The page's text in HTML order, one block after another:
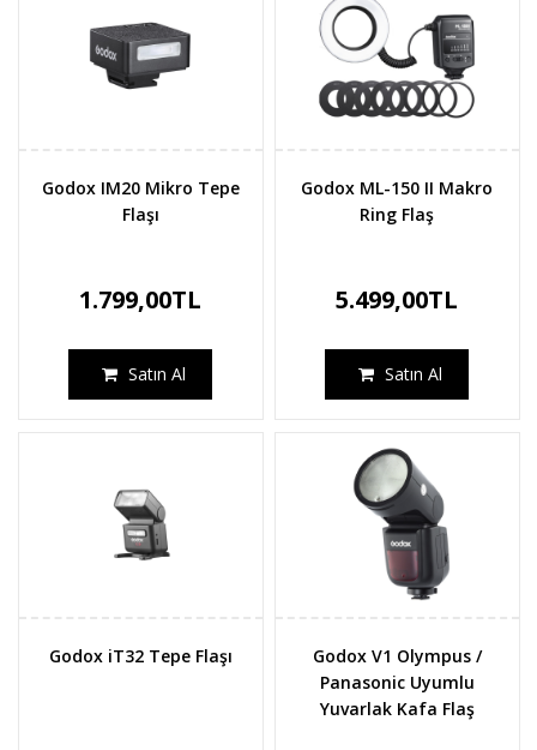
Godox IM20 Mikro Tepe
Flaşı
1.799,00TL
Satın Al
Godox ML-150 II Makro
Ring Flaş
5.499,00TL
Satın Al
Godox iT32 Tepe Flaşı
Godox V1 Olympus /
Panasonic Uyumlu
Yuvarlak Kafa Flaş